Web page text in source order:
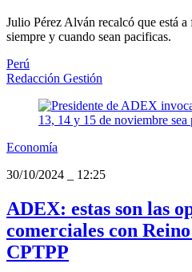
Julio Pérez Alván recalcó que está
siempre y cuando sean pacificas.
Perú
Redacción Gestión
Economía
30/10/2024
12:25
ADEX: estas son las
comerciales con
CPTPP